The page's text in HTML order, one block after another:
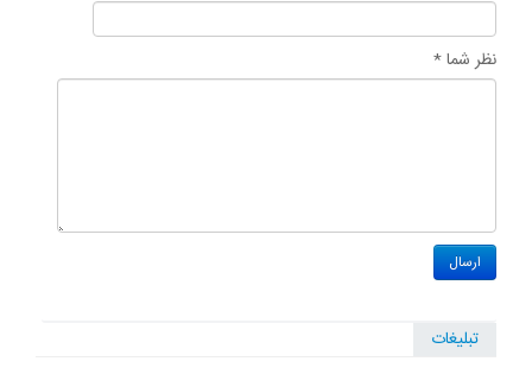
نظر شما *
تبلیغات